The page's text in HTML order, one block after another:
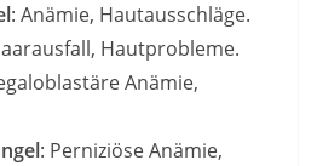
: Anämie, Hautausschläge.
Hautprobleme.
Anämie,
: Perniziöse Anämie,